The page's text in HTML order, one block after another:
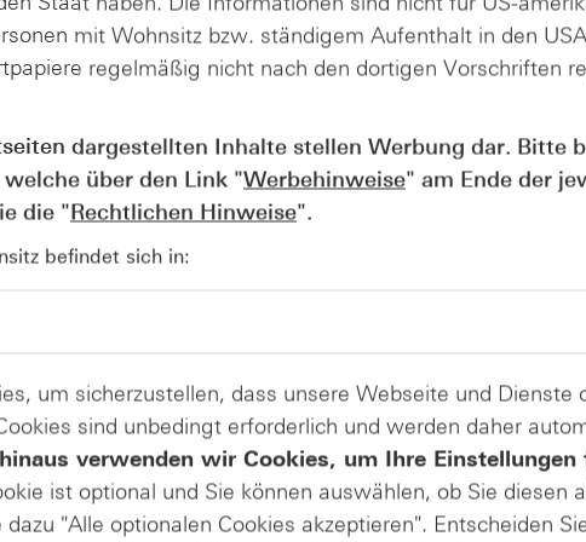
für das Gesamtjahr solle zudem um ca. 24 Prozent wachsen,
freien Cashflows auf ca. 22,8 bis 23,3 Prozent gesenkt
in KI-Infrastruktur, worauf die Anleger zunächst mit
Produkte auf
Zscaler
– mit frischem Blick auf die Märkte zur Jahresmitte. Im
Spannungen und Energiepreise Preise, Routen und
nach Fukushima – was bleibt, was hat sich verändert? Dazu
als Gradmesser globaler Unsicherheit. Abgerundet mit dem
S&P 500® („Sell in May“)
mit Wohnsitz bzw. ständigem Aufenthalt in den
regelmäßig nicht nach den dortigen Vorschriften
dargestellten Inhalte stellen Werbung dar. Bitte
über den Link "Werbehinweise" am Ende der
die "Rechtlichen Hinweise".
befindet sich in:
um sicherzustellen, dass unsere Webseite und Dienste
sind unbedingt erforderlich und werden daher
verwenden wir Cookies, um Ihre Einstellungen
ist optional und Sie können auswählen, ob Sie diesen
"Alle optionalen Cookies akzeptieren". Entscheiden